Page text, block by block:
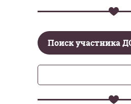
Поиск участника